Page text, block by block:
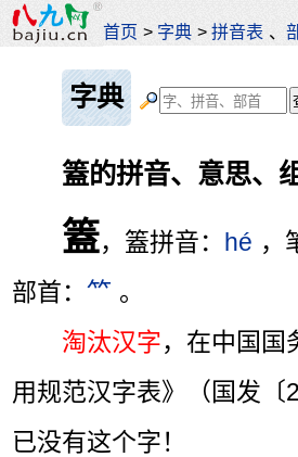
首页 > 字典 >拼音表 、
字典
篕的拼音、意思、
篕，篕拼音： hé ，
部首：⺮ 。
淘汰汉字，在中国国
用规范汉字表》（国发〔
已没有这个字！